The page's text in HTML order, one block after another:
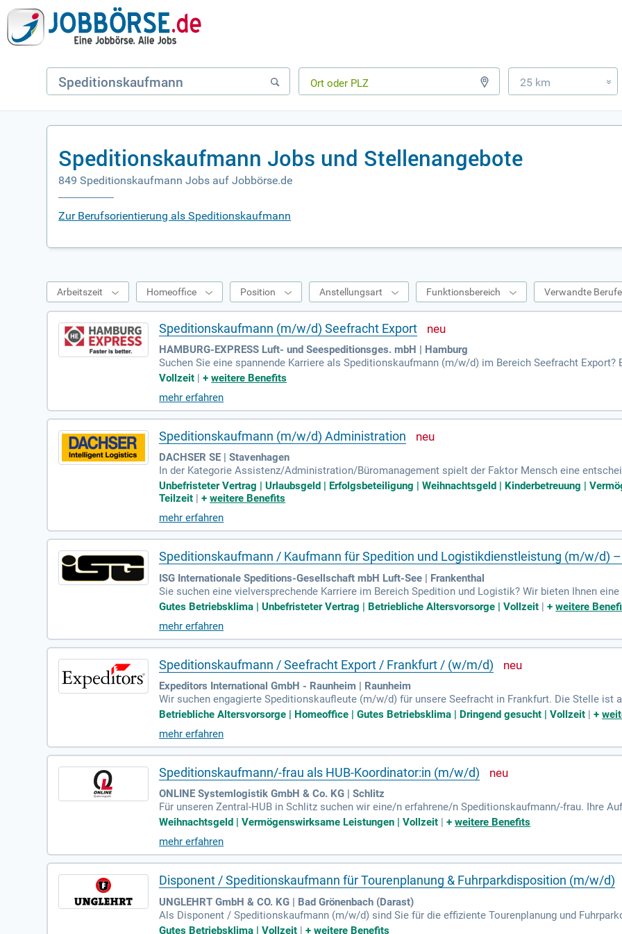
25 km »
Speditionskaufmann Jobs und Stellenangebote
849 Speditionskaufmann Jobs auf Jobbörse.de
Zur Berufsorientierung als Speditionskaufmann
Arbeitszeit Homeoffice Position Anstellungsart Funktionsbereich Verwandte Berufe
Speditionskaufmann (m/w/d) Seefracht Export
HAMBURG-EXPRESS Luft- und Seespeditionsges. mbH | Hamburg
Suchen Sie eine spannende Karriere als Speditionskaufmann (m/w/d) im Bereich Seefracht Export?
echslungsreicher Arbeitsplatz am Flughafen Hamburg! Zu Ihren Aufgaben gehören die
nntnisse und sichere EDV-Kenntnisse im Umgang mit Atlas Ausfuhr. Profitieren Sie von attraktiven
en Vergütung! Bewerben Sie sich noch heute unter bewerbung@hamburg-express.de und werden
Vollzeit |+weitere Benefits
mehr erfahren
Speditionskaufmann (m/w/d) Administration
DACHSER SE | Stavenhagen
In der Kategorie Assistenz/Administration/Büromanagement spielt der Faktor Mensch eine
tarbeitenden der Schlüssel zum Unternehmenserfolg, und gemeinsam gestalten wir die Logistik der
ng und Abrechnung von Touren im Nah- und Fernverkehr sowie die Abfertigung von Sammelgut-
im Transport Management System. Werden Sie Teil unseres Teams und optimieren Sie die
Unbefristeter Vertrag | Urlaubsgeld | Erfolgsbeteiligung | Weihnachtsgeld | Kinderbetreuung |
Teilzeit |+weitere Benefits
mehr erfahren
Speditionskaufmann / Kaufmann für Spedition und Logistikdienstleistung (m/w/d)
ISG Internationale Speditions-Gesellschaft mbH Luft-See | Frankenthal
Sie suchen eine vielversprechende Karriere im Bereich Spedition und Logistik? Wir bieten Ihnen
für Spedition und Logistikdienstleistung. Bringen Sie Berufserfahrung im Import, idealerweise in
glischkenntnisse sind ebenso wichtig wie Ihre selbstständige und strukturierte Arbeitsweise.
blicher Altersvorsorge und einem sicheren Arbeitsplatz in einem erfolgreichen Unternehmen.
ersönliche Entwicklung und internationaler Tätigkeit!
Gutes Betriebsklima | Unbefristeter Vertrag | Betriebliche Altersvorsorge | Vollzeit |+weitere
mehr erfahren
Speditionskaufmann / Seefracht Export / Frankfurt / (w/m/d)
Expeditors International GmbH - Raunheim | Raunheim
Wir suchen engagierte Speditionskaufleute (m/w/d) für unsere Seefracht in Frankfurt. Die Stelle ist
ontag bis Freitag) verfügbar. Profitieren Sie von zahlreichen Vorteilen, wie einer betrieblichen
die auf 30 Tage nach fünf Jahren Betriebszugehörigkeit steigen. Unser modernes Arbeitsumfeld
glichkeit von Home-Office-Tagen. Arbeiten Sie in einem familiären Team mit umfangreichen
n Sie Teil eines über 45 Jahre erfolgreichen Unternehmens und erleben Sie Mitarbeiterevents und
Betriebliche Altersvorsorge | Homeoffice | Gutes Betriebsklima | Dringend gesucht | Vollzeit |+
mehr erfahren
Speditionskaufmann/-frau als HUB-Koordinator:in (m/w/d)
ONLINE Systemlogistik GmbH & Co. KG | Schlitz
Für unseren Zentral-HUB in Schlitz suchen wir eine/n erfahrene/n Speditionskaufmann/-frau. Ihre
esverladungen und die Beschaffung von LKW für Überhangtransporte. Sie sind verantwortlich für die
erstützen die Betriebsstättenleitung und koordinieren das Lagerpersonal, um einen reibungslosen
ion von Prozessen durch Videosequenzen sowie die Weiterentwicklung unserer Qualitätsstandards
Weihnachtsgeld | Vermögenswirksame Leistungen | Vollzeit |+weitere Benefits
mehr erfahren
Disponent / Speditionskaufmann für Tourenplanung & Fuhrparkdisposition (m/w/d)
UNGLEHRT GmbH & CO. KG | Bad Grönenbach (Darast)
Als Disponent / Speditionskaufmann (m/w/d) sind Sie für die effiziente Tourenplanung und
zuständig. Ihre Hauptaufgabe besteht darin, sicherzustellen, dass Pflastersteine und
Gutes Betriebsklima | Vollzeit |+weitere Benefits